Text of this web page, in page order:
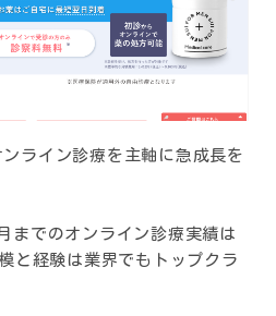
ライン診療を主軸に急成長を
までのオンライン診療実績は
と経験は業界でもトップクラ